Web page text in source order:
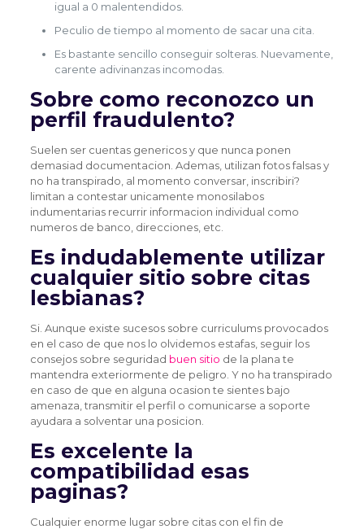
igual a 0 malentendidos.
Peculio de tiempo al momento de sacar una cita.
Es bastante sencillo conseguir solteras. Nuevamente,
carente adivinanzas incomodas.
Sobre como reconozco un
perfil fraudulento?
Suelen ser cuentas genericos y que nunca ponen
demasiad documentacion. Ademas, utilizan fotos falsas y
no ha transpirado, al momento conversar, inscribiri?
limitan a contestar unicamente monosilabos
indumentarias recurrir informacion individual como
numeros de banco, direcciones, etc.
Es indudablemente utilizar
cualquier sitio sobre citas
lesbianas?
Si. Aunque existe sucesos sobre curriculums provocados
en el caso de que nos lo olvidemos estafas, seguir los
consejos sobre seguridad buen sitio de la plana te
mantendra exteriormente de peligro. Y no ha transpirado
en caso de que en alguna ocasion te sientes bajo
amenaza, transmitir el perfil o comunicarse a soporte
ayudara a solventar una posicion.
Es excelente la
compatibilidad esas
paginas?
Cualquier enorme lugar sobre citas con el fin de